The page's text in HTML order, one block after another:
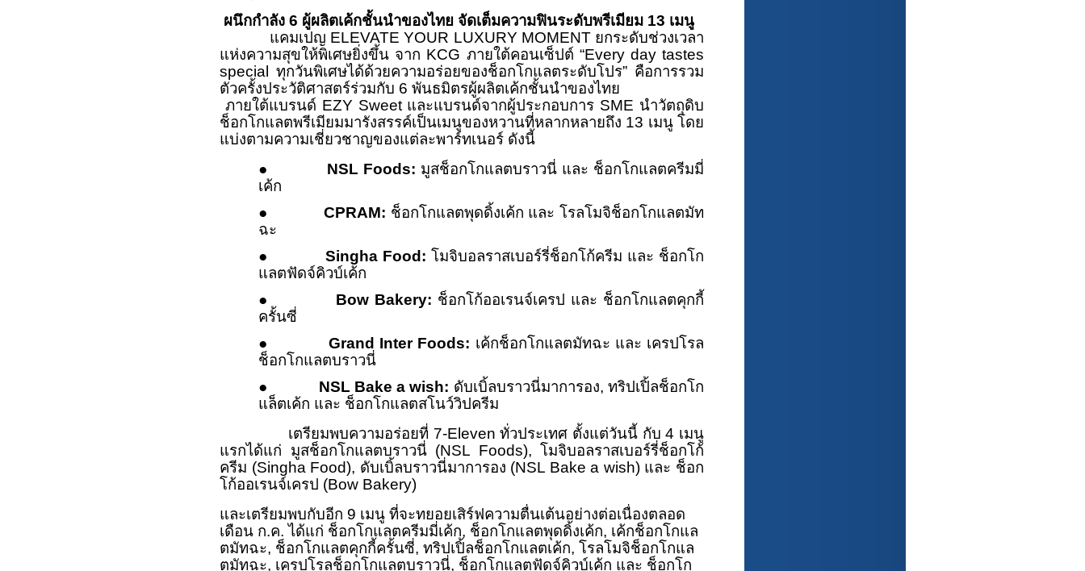
ผนึกกำลัง 6 ผู้ผลิตเค้กชั้นนำของไทย จัดเต็มความฟินระดับพรีเมียม 13 เมนู
แคมเปญ ELEVATE YOUR LUXURY MOMENT ยกระดับช่วงเวลา
แห่งความสุขให้พิเศษยิ่งขึ้น จาก KCG ภายใต้คอนเซ็ปต์ “Every day tastes
special ทุกวันพิเศษได้ด้วยความอร่อยของช็อกโกแลตระดับโปร” คือการรวม
ตัวครั้งประวัติศาสตร์ร่วมกับ 6 พันธมิตรผู้ผลิตเค้กชั้นนำของไทย
ภายใต้แบรนด์ EZY Sweet และแบรนด์จากผู้ประกอบการ SME นำวัตถุดิบ
ช็อกโกแลตพรีเมียมมารังสรรค์เป็นเมนูของหวานที่หลากหลายถึง 13 เมนู โดย
แบ่งตามความเชี่ยวชาญของแต่ละพาร์ทเนอร์ ดังนี้
●
NSL Foods: มูสช็อกโกแลตบราวนี่ และ ช็อกโกแลตครีมมี่
เค้ก
●
CPRAM: ช็อกโกแลตพุดดิ้งเค้ก และ โรลโมจิช็อกโกแลตมัท
ฉะ
●
Singha Food: โมจิบอลราสเบอร์รี่ช็อกโก้ครีม และ ช็อกโก
แลตฟัดจ์คิวบ์เค้ก
●
Bow Bakery: ช็อกโก้ออเรนจ์เครป และ ช็อกโกแลตคุกกี้
ครั้นซี่
●
Grand Inter Foods: เค้กช็อกโกแลตมัทฉะ และ เครปโรล
ช็อกโกแลตบราวนี่
●
NSL Bake a wish: ดับเบิ้ลบราวนี่มาการอง, ทริปเปิ้ลช็อกโก
แล็ตเค้ก และ ช็อกโกแลตสโนว์วิปครีม
เตรียมพบความอร่อยที่ 7-Eleven ทั่วประเทศ ตั้งแต่วันนี้ กับ 4 เมนู
แรกได้แก่ มูสช็อกโกแลตบราวนี่ (NSL Foods), โมจิบอลราสเบอร์รี่ช็อกโก้
ครีม (Singha Food), ดับเบิ้ลบราวนี่มาการอง (NSL Bake a wish) และ ช็อก
โก้ออเรนจ์เครป (Bow Bakery)
และเตรียมพบกับอีก 9 เมนู ที่จะทยอยเสิร์ฟความตื่นเต้นอย่างต่อเนื่องตลอด
เดือน ก.ค. ได้แก่ ช็อกโกแลตครีมมี่เค้ก, ช็อกโกแลตพุดดิ้งเค้ก, เค้กช็อกโกแล
ตมัทฉะ, ช็อกโกแลตคุกกี้ครั้นซี่, ทริปเปิ้ลช็อกโกแลตเค้ก, โรลโมจิช็อกโกแล
ตมัทฉะ, เครปโรลช็อกโกแลตบราวนี่, ช็อกโกแลตฟัดจ์คิวบ์เค้ก และ ช็อกโก